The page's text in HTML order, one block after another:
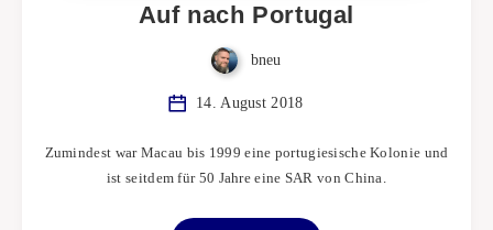
Auf nach Portugal
bneu
14. August 2018
Zumindest war Macau bis 1999 eine portugiesische Kolonie und
ist seitdem für 50 Jahre eine SAR von China.